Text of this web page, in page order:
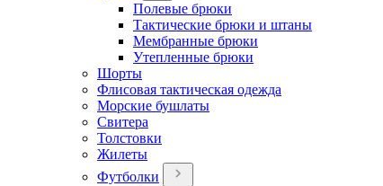
Полевые брюки
Тактические брюки и штаны
Мембранные брюки
Утепленные брюки
Шорты
Флисовая тактическая одежда
Морские бушлаты
Свитера
Толстовки
Жилеты
Футболки